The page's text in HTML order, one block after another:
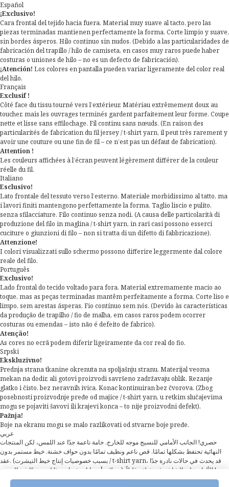
Español
¡Exclusivo!
Cara frontal del tejido hacia fuera. Material muy suave al tacto, pero las
piezas terminadas mantienen perfectamente la forma. Corte limpio y suave,
sin bordes ásperos. Hilo continuo sin nudos. (Debido a las particularidades de
fabricación del trapillo / hilo de camiseta, en casos muy raros puede haber
costuras o uniones de hilo – no es un defecto de fabricación).
¡Atención! Los colores en pantalla pueden variar ligeramente del color real
del hilo.
Français
Exclusif !
Côté face du tissu tourné vers l’extérieur. Matériau extrêmement doux au
toucher, mais les ouvrages terminés gardent parfaitement leur forme. Coupe
nette et lisse sans effilochage. Fil continu sans nœuds. (En raison des
particularités de fabrication du fil jersey / t-shirt yarn, il peut très rarement y
avoir une couture ou une fin de fil – ce n’est pas un défaut de fabrication).
Attention !
Les couleurs affichées à l’écran peuvent légèrement différer de la couleur
réelle du fil.
Italiano
Esclusivo!
Lato frontale del tessuto verso l’esterno. Materiale morbidissimo al tatto, ma
i lavori finiti mantengono perfettamente la forma. Taglio liscio e pulito,
senza sfilacciature. Filo continuo senza nodi. (A causa delle particolarità di
produzione del filo in maglina / t-shirt yarn, in rari casi possono esserci
cuciture o giunzioni di filo – non si tratta di un difetto di fabbricazione).
Attenzione!
I colori visualizzati sullo schermo possono differire leggermente dal colore
reale del filo.
Português
Exclusivo!
Lado frontal do tecido voltado para fora. Material extremamente macio ao
toque, mas as peças terminadas mantêm perfeitamente a forma. Corte liso e
limpo, sem arestas ásperas. Fio contínuo sem nós. (Devido às características
da produção de trapilho / fio de malha, em casos raros podem ocorrer
costuras ou emendas – isto não é defeito de fabrico).
Atenção!
As cores no ecrã podem diferir ligeiramente da cor real do fio.
Srpski
Ekskluzivno!
Prednja strana tkanine okrenuta na spoljašnju stranu. Materijal veoma
mekan na dodir, ali gotovi proizvodi savršeno zadržavaju oblik. Rezanje
glatko i čisto, bez neravnih ivica. Konac kontinuiran bez čvorova. (Zbog
posebnosti proizvodnje pređe od majice / t-shirt yarn, u retkim slučajevima
mogu se pojaviti šavovi ili krajevi konca – to nije proizvodni defekt).
Pažnja!
Boje na ekranu mogu se malo razlikovati od stvarne boje pređe.
عربي
حصري! الجانب الأمامي للنسيج موجه للخارج. خامة ناعمة جدًا عند اللمس، لكن المنتجات
النهائية تحتفظ بشكلها تمامًا. قص ناعم ونظيف تمامًا بدون حواف خشنة. خيط مستمر بدون
عقد. (بسبب خصوصيات إنتاج خيط التيشرت / t-shirt yarn، قد يحدث في حالات نادرة جدًا
وصلات أو نهايات خيط – هذا ليس عيبًا في التصنيع). تنبيه! الألوان على الشاشة قد تختلف قليلاً
عن لون الخيط الحقيقي.